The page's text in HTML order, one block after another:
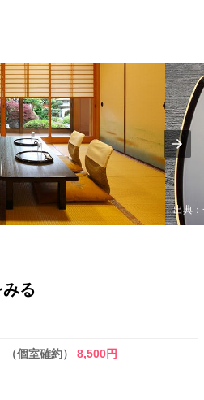
出典
る
（個室確約） 8,500円